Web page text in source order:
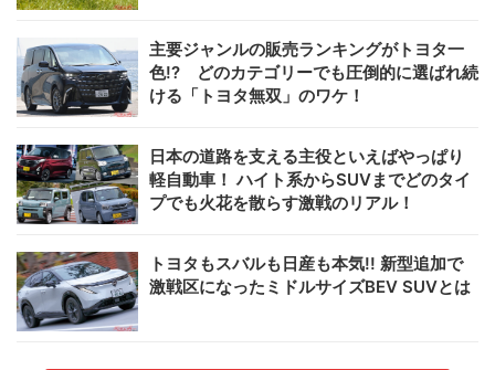
主要ジャンルの販売ランキングがトヨタ一
色!? どのカテゴリーでも圧倒的に選ばれ続
ける「トヨタ無双」のワケ！
日本の道路を支える主役といえばやっぱり
軽自動車！ ハイト系からSUVまでどのタイ
プでも火花を散らす激戦のリアル！
トヨタもスバルも日産も本気!! 新型追加で
激戦区になったミドルサイズBEV SUVとは